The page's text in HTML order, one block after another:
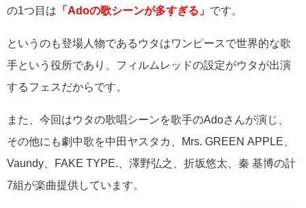
の1つ目は 「Adoの歌シーンが多すぎる」 です。
というのも登場人物であるウタはワンピースで世界的な歌
手という役所であり、フィルムレッドの設定がウタが出演
するフェスだからです。
また、今回はウタの歌唱シーンを歌手のAdoさんが演じ、
その他にも劇中歌を中田ヤスタカ、Mrs. GREEN APPLE、
Vaundy、FAKE TYPE.、澤野弘之、折坂悠太、秦 基博の計
7組が楽曲提供しています。